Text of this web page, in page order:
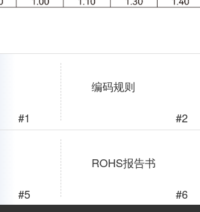
#1
编码规则
#2
#5
ROHS报告书
#6